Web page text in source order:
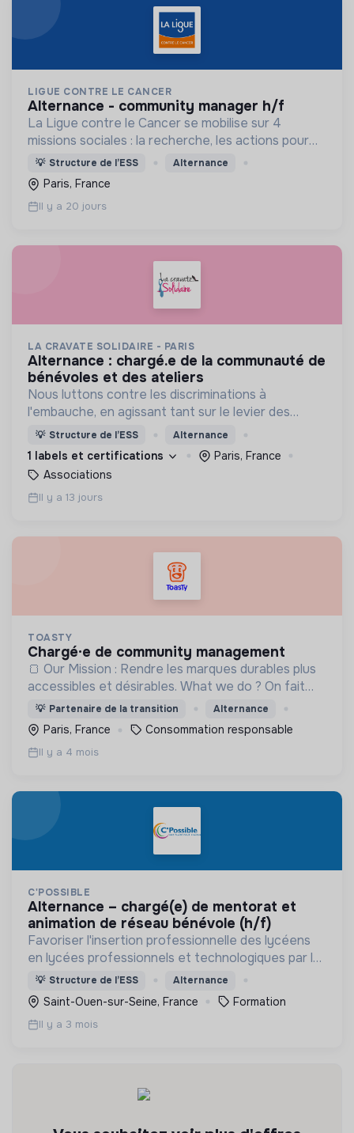
LIGUE CONTRE LE CANCER
alternance - community manager h/f
La Ligue contre le Cancer se mobilise sur 4
missions sociales : la recherche, les actions pour
les personnes malades, la prévention & promotion
du dépistage et l'étude & observatoire.
💡 Structure de l’ESS Alternance
Paris, France
Il y a 20 jours
LA CRAVATE SOLIDAIRE - PARIS
alternance : chargé.e de la communauté de
bénévoles et des ateliers
Nous luttons contre les discriminations à
l'embauche, en agissant tant sur le levier des
candidats par le biais d'accompagnements que sur
le levier des recruteurs !
💡 Structure de l’ESS Alternance
1 labels et certifications
Paris, France
Associations
Il y a 13 jours
TOASTY
chargé·e de community management
🍞 Our Mission : Rendre les marques durables plus
accessibles et désirables. What we do ? On fait
découvrir les plus belles marques responsables,
pour tous les besoins du quotidien.
💡 Partenaire de la transition Alternance
Paris, France Consommation responsable
Il y a 4 mois
C'POSSIBLE
alternance – chargé(e) de mentorat et
animation de réseau bénévole (h/f)
Favoriser l'insertion professionnelle des lycéens
en lycées professionnels et technologiques par le
mentorat individuel, des ateliers en classe et le
rapprochement entre lycées et entreprises
locales
💡 Structure de l’ESS Alternance
Saint-Ouen-sur-Seine, France Formation
Il y a 3 mois